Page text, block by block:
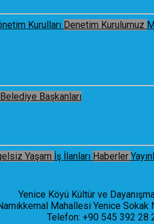
Kurulları Denetim Kurulumuz
Başkanları
Yaşam İş İlanları Haberler
Yenice Köyü Kültür ve
Mahallesi Yenice Sokak
Telefon: +90 545 392 28